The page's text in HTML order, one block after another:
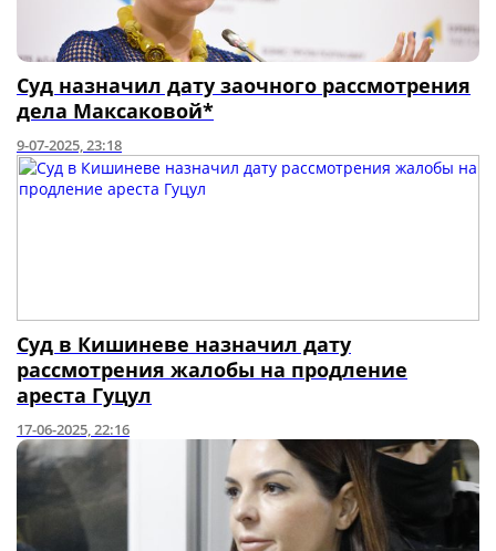
Суд назначил дату заочного рассмотрения
дела Максаковой*
9-07-2025, 23:18
Суд в Кишиневе назначил дату
рассмотрения жалобы на продление
ареста Гуцул
17-06-2025, 22:16